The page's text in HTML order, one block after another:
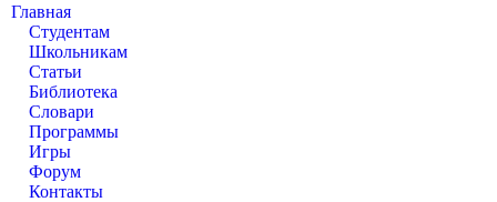
Главная
Студентам
Школьникам
Статьи
Библиотека
Словари
Программы
Игры
Форум
Контакты